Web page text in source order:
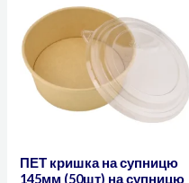
ПЕТ кришка на супницю
145мм (50шт) на супницю